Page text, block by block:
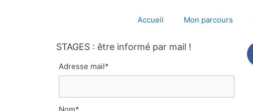
Accueil Mon parcours
STAGES : être informé par mail !
Adresse mail*
Nom*